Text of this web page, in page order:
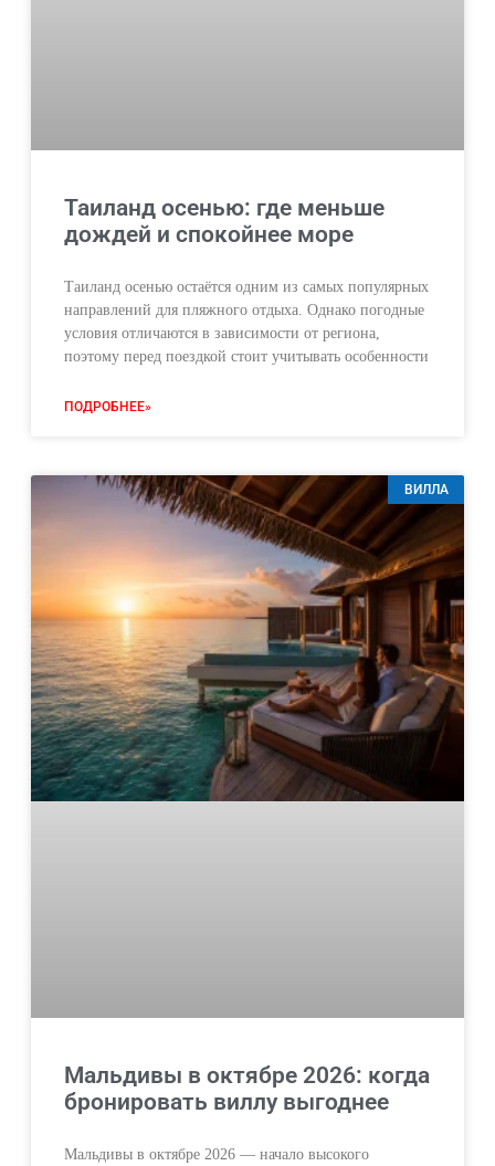
Таиланд осенью: где меньше
дождей и спокойнее море
Таиланд осенью остаётся одним из самых популярных
направлений для пляжного отдыха. Однако погодные
условия отличаются в зависимости от региона,
поэтому перед поездкой стоит учитывать особенности
ПОДРОБНЕЕ»
ВИЛЛА
Мальдивы в октябре 2026: когда
бронировать виллу выгоднее
Мальдивы в октябре 2026 — начало высокого